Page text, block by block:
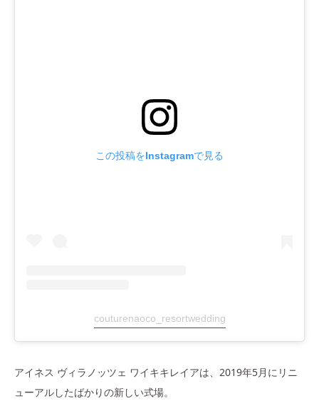
この投稿をInstagramで見る
couturenaoco_resortwedding
アイネス ヴィラノッツェ ワイキキレイアは、2019年5月にリニ
ューアルしたばかりの新しい式場。